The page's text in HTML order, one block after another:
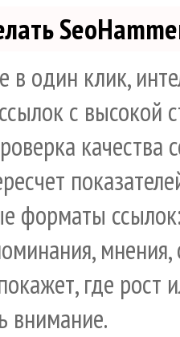
один клик,
с высокой
форматы
где рост
внимание.